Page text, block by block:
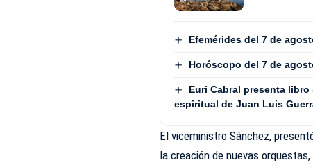
Efemérides del 7 de
Horóscopo del 7 de
Euri Cabral presenta
espiritual de Juan Luis
El viceministro Sánchez,
la creación de nuevas